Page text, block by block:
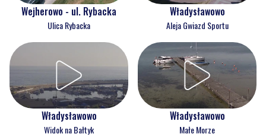
Wejherowo - ul. Rybacka
Ulica Rybacka
Władysławowo
Aleja Gwiazd Sportu
Władysławowo
Widok na Bałtyk
Władysławowo
Małe Morze